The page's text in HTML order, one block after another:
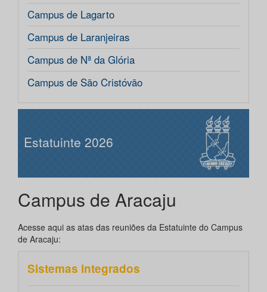
Campus de Lagarto
Campus de Laranjeiras
Campus de Nª da Glória
Campus de São Cristóvão
Estatuinte 2026
Campus de Aracaju
Acesse aqui as atas das reuniões da Estatuinte do Campus
de Aracaju:
Sistemas integrados